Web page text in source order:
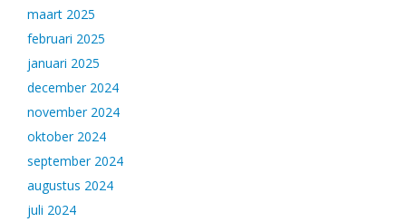
maart 2025
februari 2025
januari 2025
december 2024
november 2024
oktober 2024
september 2024
augustus 2024
juli 2024